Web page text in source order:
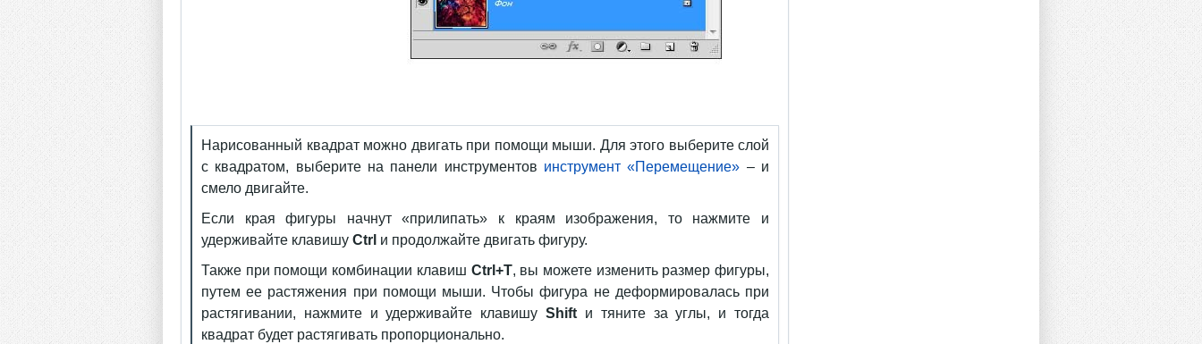
Нарисованный квадрат можно двигать при помощи мыши. Для этого выберите слой
с квадратом, выберите на панели инструментов инструмент «Перемещение» – и
смело двигайте.
Если края фигуры начнут «прилипать» к краям изображения, то нажмите и
удерживайте клавишу Ctrl и продолжайте двигать фигуру.
Также при помощи комбинации клавиш Ctrl+T, вы можете изменить размер фигуры,
путем ее растяжения при помощи мыши. Чтобы фигура не деформировалась при
растягивании, нажмите и удерживайте клавишуShiftи тяните за углы, и тогда
квадрат будет растягивать пропорционально.